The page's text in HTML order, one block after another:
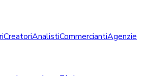
CreatoriAnalistiCommerciantiAgenzie